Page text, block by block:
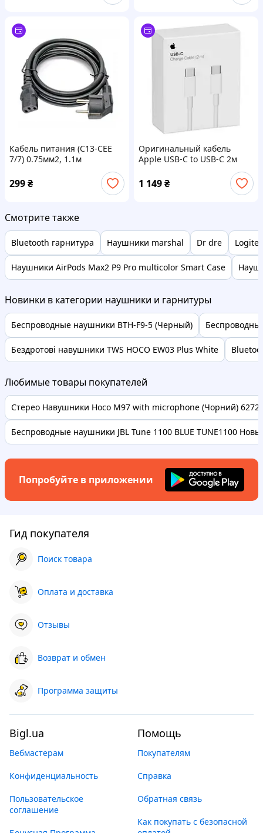
Кабель питания (С13-CEE
7/7) 0.75мм2, 1.1м
299₴
Оригинальный кабель
Apple USB-C to USB-C 2м
(MLL82) / Type-C / Быстрая
зарядка
1 149₴
Смотрите также
Bluetooth гарнитура Наушники marshal Dr dre
Наушники AirPods Max2 P9 Pro multicolor Smart Case
Новинки в категории наушники и гарнитуры
Беспроводные наушники BTH-F9-5 (Черный)
Бездротові навушники TWS HOCO EW03 Plus White
Любимые товары покупателей
Стерео Навушники Hoco M97 with microphone (Чорний)
Беспроводные наушники JBL Tune 1100 BLUE TUNE1100
Попробуйте в приложении
Гид покупателя
Поиск товара
Оплата и доставка
Отзывы
Возврат и обмен
Программа защиты
Bigl.ua
Вебмастерам
Конфиденциальность
Пользовательское
соглашение
Помощь
Покупателям
Справка
Обратная связь
Как покупать с безопасной